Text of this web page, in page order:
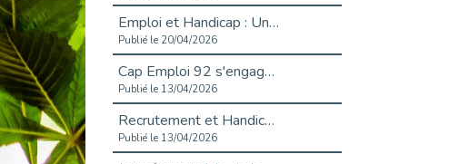
Emploi et Handicap : Une alliance de style entre Cap Emploi 92 et La Cravate Solidaire
Publié le 20/04/2026
Cap Emploi 92 s'engage pour la santé mentale : La formation PSSM au cœur de l'accompagnement
Publié le 13/04/2026
Recrutement et Handicap : Et si vous testiez avant de vous engager ?
Publié le 13/04/2026